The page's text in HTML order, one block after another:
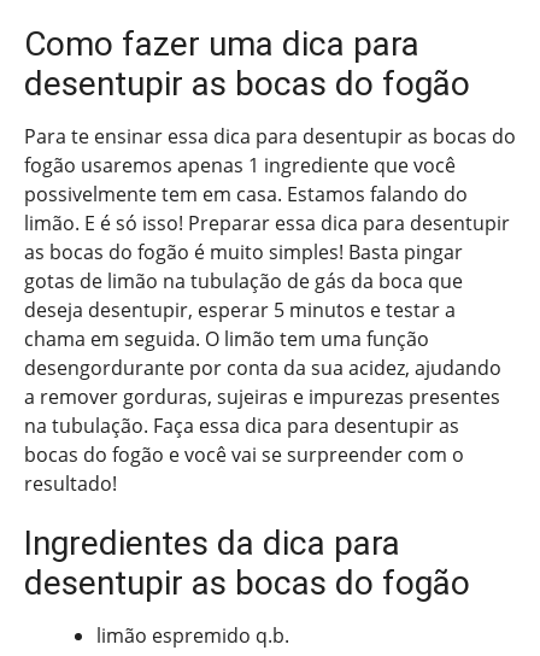
Como fazer uma dica para
desentupir as bocas do fogão
Para te ensinar essa dica para desentupir as bocas do
fogão usaremos apenas 1 ingrediente que você
possivelmente tem em casa. Estamos falando do
limão. E é só isso! Preparar essa dica para desentupir
as bocas do fogão é muito simples! Basta pingar
gotas de limão na tubulação de gás da boca que
deseja desentupir, esperar 5 minutos e testar a
chama em seguida. O limão tem uma função
desengordurante por conta da sua acidez, ajudando
a remover gorduras, sujeiras e impurezas presentes
na tubulação. Faça essa dica para desentupir as
bocas do fogão e você vai se surpreender com o
resultado!
Ingredientes da dica para
desentupir as bocas do fogão
limão espremido q.b.